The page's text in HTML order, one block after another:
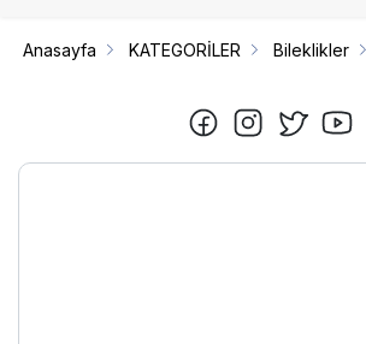
Anasayfa KATEGORİLER Bileklikler